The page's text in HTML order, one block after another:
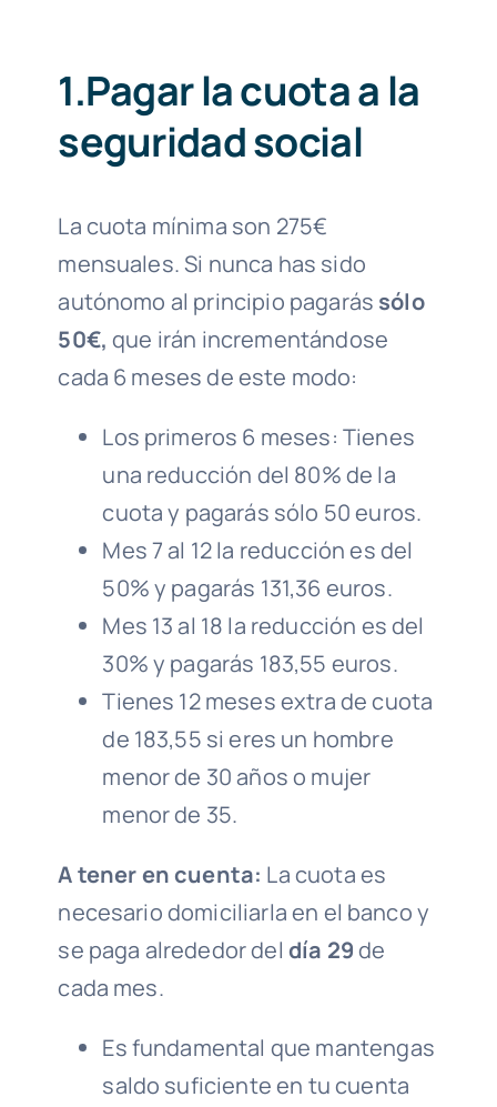
1.Pagarla cuota a la
seguridad social
La cuota mínima son 275€
mensuales. Si nunca has sido
autónomo al principio pagarás sólo
50€, que irán incrementándose
cada 6 meses de este modo:
Los primeros 6 meses: Tienes
una reducción del 80% de la
cuota y pagarás sólo 50 euros.
Mes 7 al 12 la reducción es del
50% y pagarás 131,36 euros.
Mes 13 al 18 la reducción es del
30% y pagarás 183,55 euros.
Tienes 12 meses extra de cuota
de 183,55 si eres un hombre
menor de 30 años o mujer
menor de 35.
A tener en cuenta: La cuota es
necesario domiciliarla en el banco y
se paga alrededor del día 29de
cada mes.
Es fundamental que mantengas
saldo suficiente en tu cuenta